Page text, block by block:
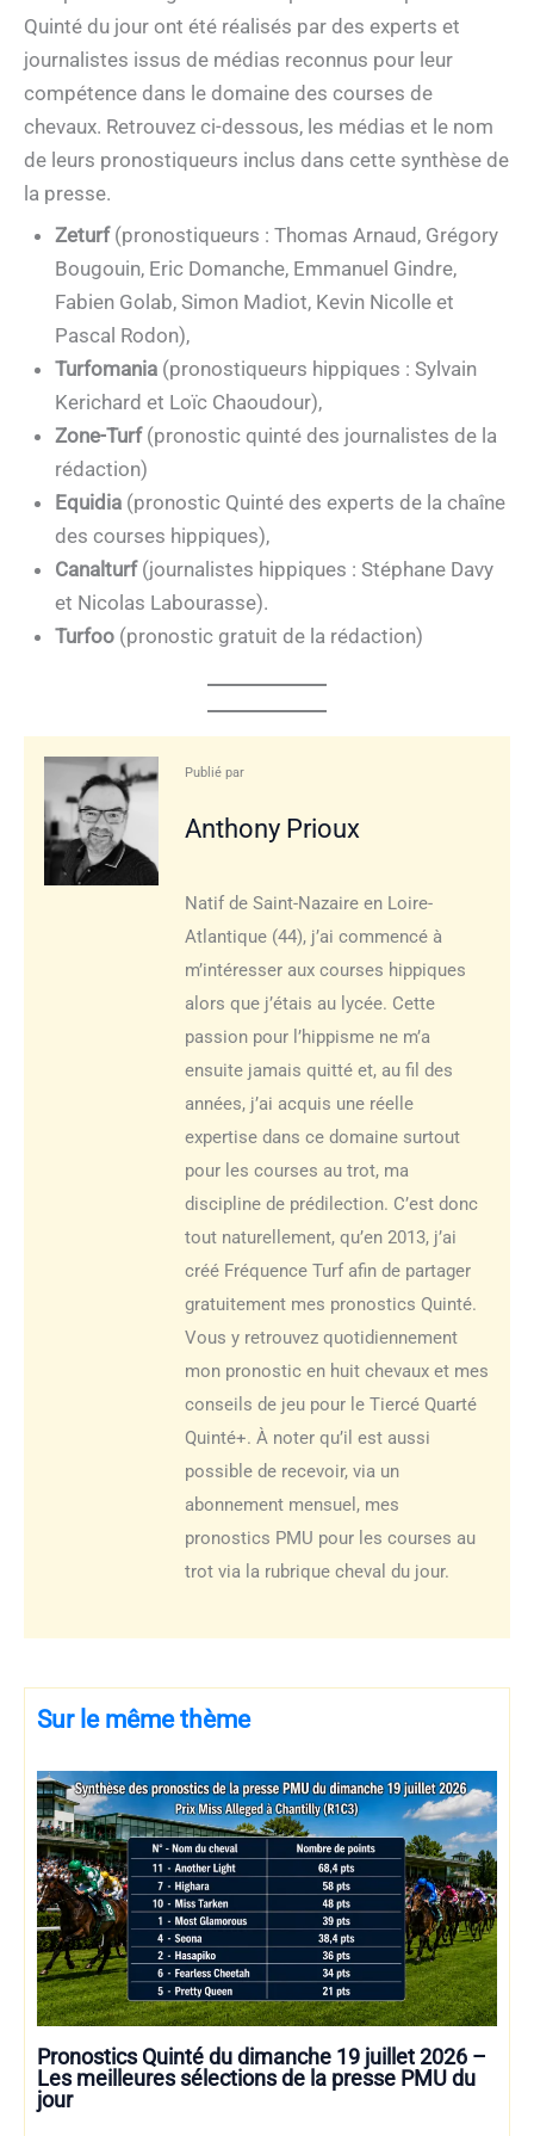
Quinté du jour ont été réalisés par des experts et
journalistes issus de médias reconnus pour leur
compétence dans le domaine des courses de
chevaux. Retrouvez ci-dessous, les médias et le nom
de leurs pronostiqueurs inclus dans cette synthèse de
la presse.
Zeturf(pronostiqueurs : Thomas Arnaud, Grégory
Bougouin, Eric Domanche, Emmanuel Gindre,
Fabien Golab, Simon Madiot, Kevin Nicolle et
Pascal Rodon),
Turfomania(pronostiqueurs hippiques : Sylvain
Kerichard et Loïc Chaoudour),
Zone-Turf(pronostic quinté des journalistes de la
rédaction)
Equidia (pronostic Quinté des experts de la chaîne
des courses hippiques),
Canalturf(journalistes hippiques : Stéphane Davy
et Nicolas Labourasse).
Turfoo(pronostic gratuit de la rédaction)
Publié par
Anthony Prioux
Natif de Saint-Nazaire en Loire-
Atlantique (44), j’ai commencé à
m’intéresser aux courses hippiques
alors que j’étais au lycée. Cette
passion pour l’hippisme ne m’a
ensuite jamais quitté et, au fil des
années, j’ai acquis une réelle
expertise dans ce domaine surtout
pour les courses au trot, ma
discipline de prédilection. C’est donc
tout naturellement, qu’en 2013, j’ai
créé Fréquence Turf afin de partager
gratuitement mes pronostics Quinté.
Vous y retrouvez quotidiennement
mon pronostic en huit chevaux et mes
conseils de jeu pour le Tiercé Quarté
Quinté+. À noter qu’il est aussi
possible de recevoir, via un
abonnement mensuel, mes
pronostics PMU pour les courses au
trot via la rubrique cheval du jour.
Sur le même thème
Pronostics Quinté du dimanche 19 juillet 2026 –
Les meilleures sélections de la presse PMU du
jour